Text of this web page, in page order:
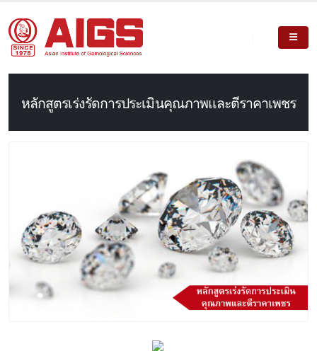
หลักสูตรเร่งรัดการประเมินคุณภาพและตีราคาเพชร